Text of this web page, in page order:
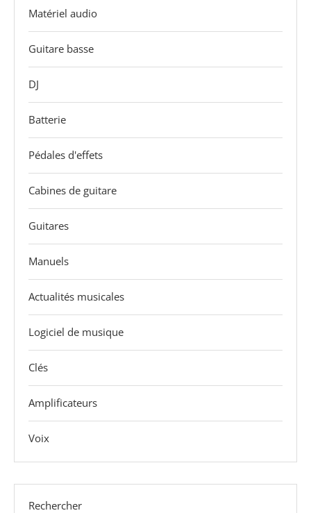
Rechercher
Matériel audio
Guitare basse
DJ
Batterie
Pédales d'effets
Cabines de guitare
Guitares
Manuels
Actualités musicales
Logiciel de musique
Clés
Amplificateurs
Voix